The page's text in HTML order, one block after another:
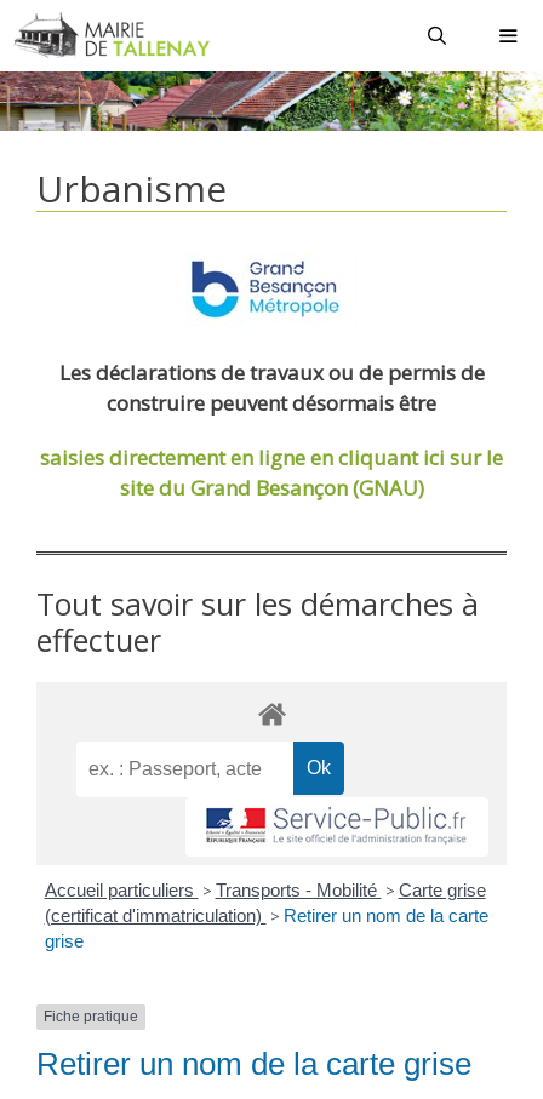
Aller
au
contenu
Urbanisme
Les déclarations de travaux ou de permis de
construire peuvent désormais être
saisies directement en ligneen cliquant ici sur le
site du Grand Besançon (GNAU)
Tout savoir sur les démarches à
effectuer
Accueil particuliers > Transports - Mobilité > Carte grise
(certificat d'immatriculation) > Retirer un nom de la carte
grise
Fiche pratique
Retirer un nom de la carte grise